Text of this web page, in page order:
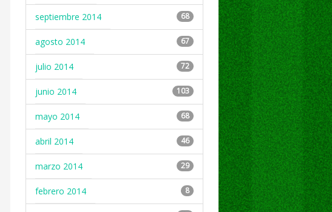
septiembre 2014 68
agosto 2014 67
julio 2014 72
junio 2014 103
mayo 2014 68
abril 2014 46
marzo 2014 29
febrero 2014 8